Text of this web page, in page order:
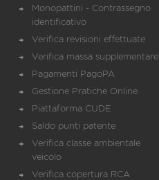
Monopattini - Contrassegno
identificativo
Verifica revisioni effettuate
Verifica massa supplementare
Pagamenti PagoPA
Gestione Pratiche Online
Piattaforma CUDE
Saldo punti patente
Verifica classe ambientale
veicolo
Verifica copertura RCA